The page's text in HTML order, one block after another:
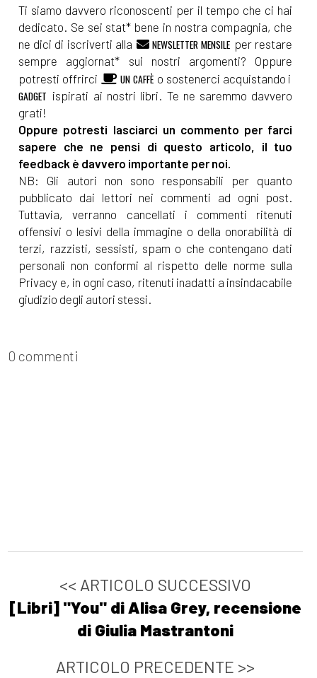
Ti siamo davvero riconoscenti per il tempo che ci hai
dedicato. Se sei stat* bene in nostra compagnia, che
ne dici di iscriverti alla
NEWSLETTER MENSILE per restare
sempre aggiornat* sui nostri argomenti? Oppure
potresti offrirci
UN CAFFÈ o sostenerci acquistando i
GADGET ispirati ai nostri libri. Te ne saremmo davvero
grati!
Oppure potresti lasciarci un commento per farci
sapere che ne pensi di questo articolo, il tuo
feedback è davvero importante per noi.
NB: Gli autori non sono responsabili per quanto
pubblicato dai lettori nei commenti ad ogni post.
Tuttavia, verranno cancellati i commenti ritenuti
offensivi o lesivi della immagine o della onorabilità di
terzi, razzisti, sessisti, spam o che contengano dati
personali non conformi al rispetto delle norme sulla
Privacy e, in ogni caso, ritenuti inadatti a insindacabile
giudizio degli autori stessi.
0 commenti
<< ARTICOLO SUCCESSIVO
[Libri] "You" di Alisa Grey, recensione
di Giulia Mastrantoni
ARTICOLO PRECEDENTE >>